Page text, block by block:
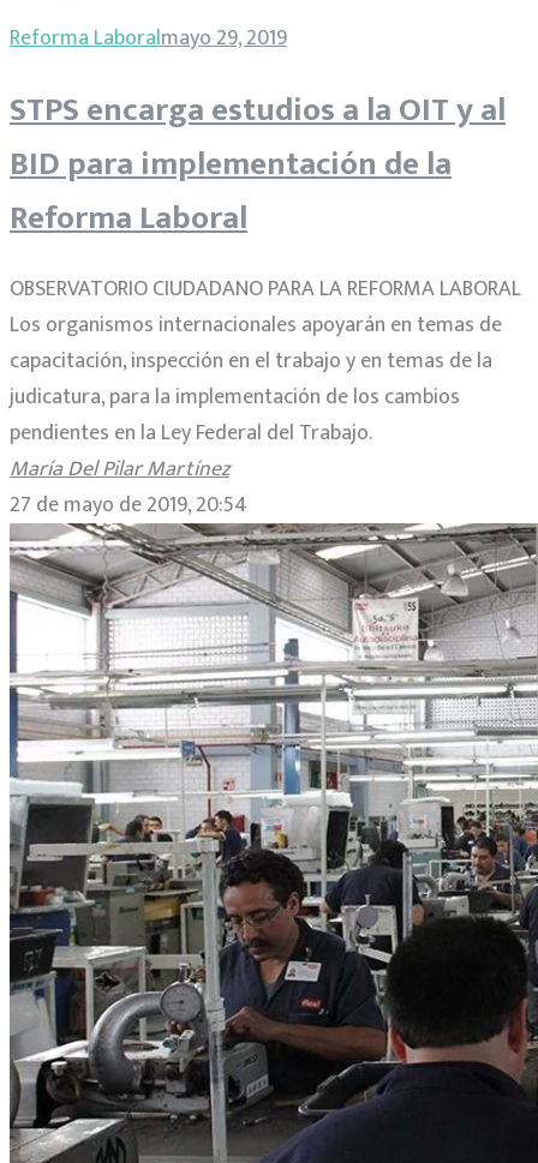
Reforma Laboralmayo 29, 2019
STPS encarga estudios a la OIT y al
BID para implementación de la
Reforma Laboral
OBSERVATORIO CIUDADANO PARA LA REFORMA LABORAL
Los organismos internacionales apoyarán en temas de
capacitación, inspección en el trabajo y en temas de la
judicatura, para la implementación de los cambios
pendientes en la Ley Federal del Trabajo.
María Del Pilar Martínez
27 de mayo de 2019, 20:54